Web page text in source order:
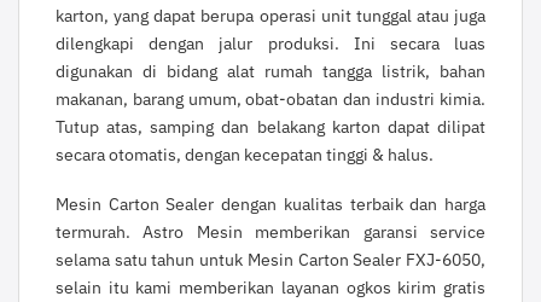
karton, yang dapat berupa operasi unit tunggal atau juga
dilengkapi dengan jalur produksi. Ini secara luas
digunakan di bidang alat rumah tangga listrik, bahan
makanan, barang umum, obat-obatan dan industri kimia.
Tutup atas, samping dan belakang karton dapat dilipat
secara otomatis, dengan kecepatan tinggi & halus.
Mesin Carton Sealer dengan kualitas terbaik dan harga
termurah.Astro Mesin memberikan garansi service
selama satu tahun untuk Mesin Carton Sealer FXJ-6050,
selain itu kami memberikan layanan ogkos kirim gratis